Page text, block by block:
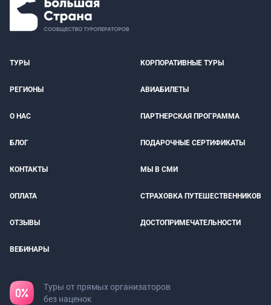
ТУРЫ КОРПОРАТИВНЫЕ ТУРЫ
РЕГИОНЫ АВИАБИЛЕТЫ
О НАС ПАРТНЕРСКАЯ ПРОГРАММА
БЛОГ ПОДАРОЧНЫЕ СЕРТИФИКАТЫ
КОНТАКТЫ МЫ В СМИ
ОПЛАТА СТРАХОВКА ПУТЕШЕСТВЕННИКОВ
ОТЗЫВЫ ДОСТОПРИМЕЧАТЕЛЬНОСТИ
ВЕБИНАРЫ
Туры от прямых организаторов
без наценок